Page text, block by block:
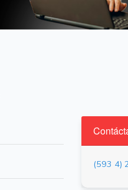
(593 4)